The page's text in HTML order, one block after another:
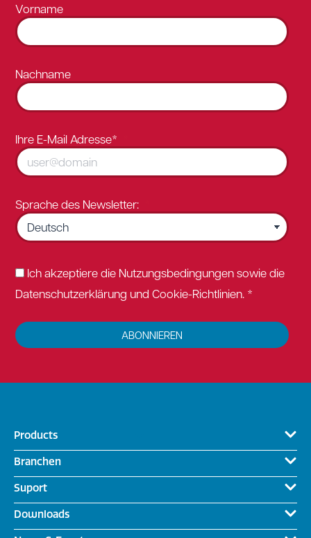
Vorname
Nachname
Ihre E-Mail Adresse*
Sprache des Newsletter:
Ich akzeptiere die Nutzungsbedingungen sowie die
Datenschutzerklärung und Cookie-Richtlinien. *
ABONNIEREN
Products
Branchen
Suport
Downloads